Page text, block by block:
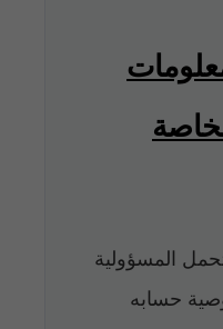
المسؤولية
حسابه